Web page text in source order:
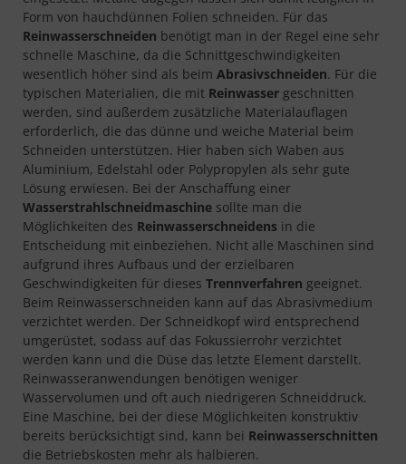
Form von hauchdünnen Folien schneiden. Für das
Reinwasserschneiden benötigt man in der Regel eine sehr
schnelle Maschine, da die Schnittgeschwindigkeiten
wesentlich höher sind als beim Abrasivschneiden. Für die
typischen Materialien, die mit Reinwasser geschnitten
werden, sind außerdem zusätzliche Materialauflagen
erforderlich, die das dünne und weiche Material beim
Schneiden unterstützen. Hier haben sich Waben aus
Aluminium, Edelstahl oder Polypropylen als sehr gute
Lösung erwiesen. Bei der Anschaffung einer
Wasserstrahlschneidmaschine sollte man die
Möglichkeiten des Reinwasserschneidens in die
Entscheidung mit einbeziehen. Nicht alle Maschinen sind
aufgrund ihres Aufbaus und der erzielbaren
Geschwindigkeiten für dieses Trennverfahren geeignet.
Beim Reinwasserschneiden kann auf das Abrasivmedium
verzichtet werden. Der Schneidkopf wird entsprechend
umgerüstet, sodass auf das Fokussierrohr verzichtet
werden kann und die Düse das letzte Element darstellt.
Reinwasseranwendungen benötigen weniger
Wasservolumen und oft auch niedrigeren Schneiddruck.
Eine Maschine, bei der diese Möglichkeiten konstruktiv
bereits berücksichtigt sind, kann bei Reinwasserschnitten
die Betriebskosten mehr als halbieren.